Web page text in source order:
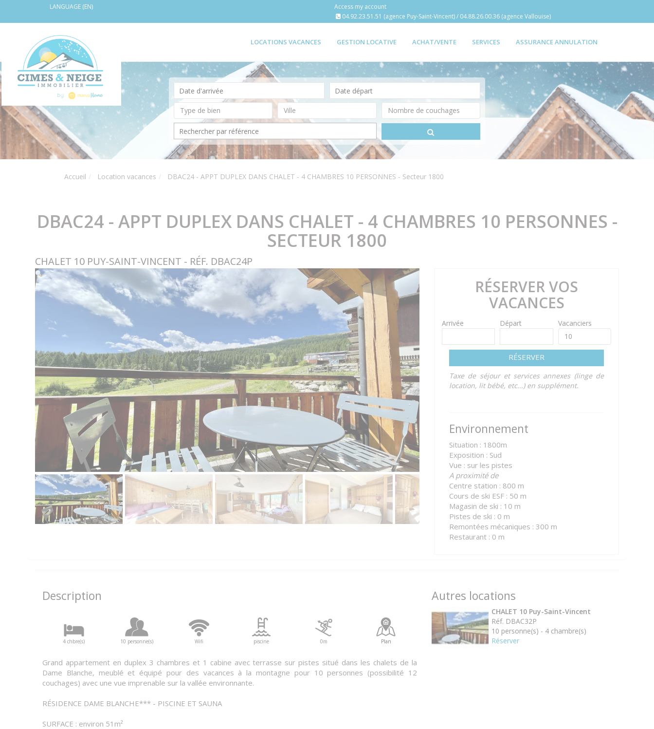
LANGUAGE (EN)
Access my account
04.92.23.51.51 (agence Puy-Saint-Vincent) / 04.88.26.00.36 (agence Vallouise)
LOCATIONS VACANCES GESTION LOCATIVE ACHAT/VENTE SERVICES ASSURANCE ANNULATION
Accueil Location vacances DBAC24 - APPT DUPLEX DANS CHALET - 4 CHAMBRES 10 PERSONNES - Secteur 1800
DBAC24 - APPT DUPLEX DANS CHALET - 4 CHAMBRES 10 PERSONNES -
SECTEUR 1800
CHALET 10 PUY-SAINT-VINCENT - RÉF. DBAC24P
RÉSERVER VOS
VACANCES
Arrivée Départ Vacanciers
RÉSERVER
Taxe de séjour et services annexes (linge de
location, lit bébé, etc...) en supplément.
Environnement
Situation : 1800m
Exposition : Sud
Vue : sur les pistes
A proximité de
Centre station : 800 m
Cours de ski ESF : 50 m
Magasin de ski : 10 m
Pistes de ski : 0 m
Remontées mécaniques : 300 m
Restaurant : 0 m
Description
4 chbre(s) 10 personne(s) Wifi piscine 0m Plan
Grand appartement en duplex 3 chambres et 1 cabine avec terrasse sur pistes situé dans les chalets de la
Dame Blanche, meublé et équipé pour des vacances à la montagne pour 10 personnes (possibilité 12
couchages) avec une vue imprenable sur la vallée environnante.
RÉSIDENCE DAME BLANCHE*** - PISCINE ET SAUNA
SURFACE : environ 51m²
Autres locations
CHALET 10 Puy-Saint-Vincent
Réf. DBAC32P
10 personne(s) - 4 chambre(s)
Réserver